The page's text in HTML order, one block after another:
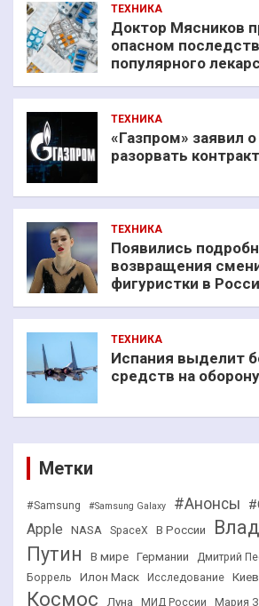
ТЕХНИКА
Доктор Мясников
опасном
популярного
ТЕХНИКА
«Газпром» заявил
разорвать
ТЕХНИКА
Появились
возвращения
фигуристки в
ТЕХНИКА
Испания выделит
средств на оборону
Метки
#Samsung #Samsung Galaxy #Анонсы
Apple NASA SpaceX В России
Путин
В мире Германии Дмитрий
Боррель
Илон Маск Исследование Киев
Космос Луна МИД России Мария